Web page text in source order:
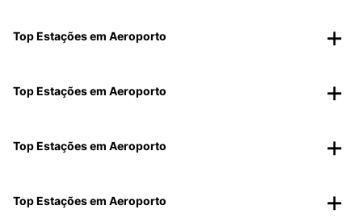
Top Estações em Aeroporto
Top Estações em Aeroporto
Top Estações em Aeroporto
Top Estações em Aeroporto